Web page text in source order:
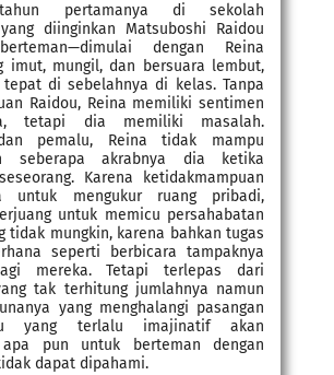
pertamanya di sekolah
diinginkan Matsuboshi Raidou
dengan Reina
imut, mungil, dan bersuara lembut,
di sebelahnya di kelas. Tanpa
Raidou, Reina memiliki sentimen
tetapi dia memiliki masalah.
pemalu, Reina tidak mampu
seberapa akrabnya dia ketika
Karena ketidakmampuan
untuk mengukur ruang pribadi,
untuk memicu persahabatan
tidak mungkin, karena bahkan tugas
seperti berbicara tampaknya
mereka. Tetapi terlepas dari
tak terhitung jumlahnya namun
yang menghalangi pasangan
yang terlalu imajinatif akan
apa pun untuk berteman dengan
dapat dipahami.